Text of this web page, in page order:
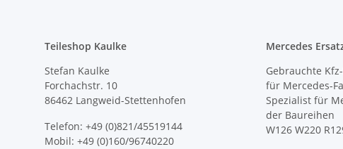
Teileshop Kaulke
Stefan Kaulke
Forchachstr. 10
86462 Langweid-Stettenhofen
Telefon: +49 (0)821/45519144
Mobil: +49 (0)160/96740220
Mercedes
Gebrauchte
für Mercedes-
Spezialist für
der Baureihen
W126 W220